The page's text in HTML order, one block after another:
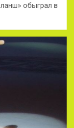
обыграл в